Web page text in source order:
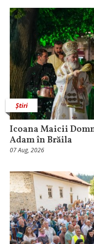
Știri
Icoana Maicii
Adam în Brăila
07 Aug, 2026